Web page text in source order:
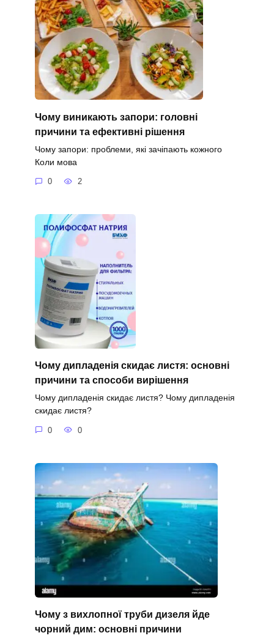
Чому виникають запори: головні
причини та ефективні рішення
Чому запори: проблеми, які зачіпають кожного
Коли мова
0 2
Чому дипладенія скидає листя: основні
причини та способи вирішення
Чому дипладенія скидає листя? Чому дипладенія
скидає листя?
0 0
Чому з вихлопної труби дизеля йде
чорний дим: основні причини